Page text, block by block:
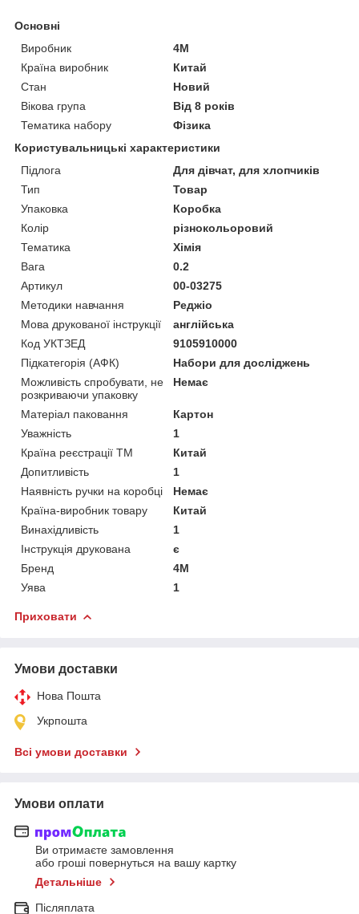
Основні
Виробник
4M
Країна виробник
Китай
Стан
Новий
Вікова група
Від 8 років
Тематика набору
Фізика
Користувальницькі характеристики
Підлога
Для дівчат, для хлопчиків
Тип
Товар
Упаковка
Коробка
Колір
різнокольоровий
Тематика
Хімія
Вага
0.2
Артикул
00-03275
Методики навчання
Реджіо
Мова друкованої інструкції
англійська
Код УКТЗЕД
9105910000
Підкатегорія (АФК)
Набори для досліджень
Можливість спробувати, не
розкриваючи упаковку
Немає
Матеріал паковання
Картон
Уважність
1
Країна реєстрації ТМ
Китай
Допитливість
1
Наявність ручки на коробці
Немає
Країна-виробник товару
Китай
Винахідливість
1
Інструкція друкована
є
Бренд
4M
Уява
1
Приховати
Умови доставки
Нова Пошта
Укрпошта
Всі умови доставки
Умови оплати
Ви отримаєте замовлення
або гроші повернуться на вашу картку
Детальніше
Післяплата